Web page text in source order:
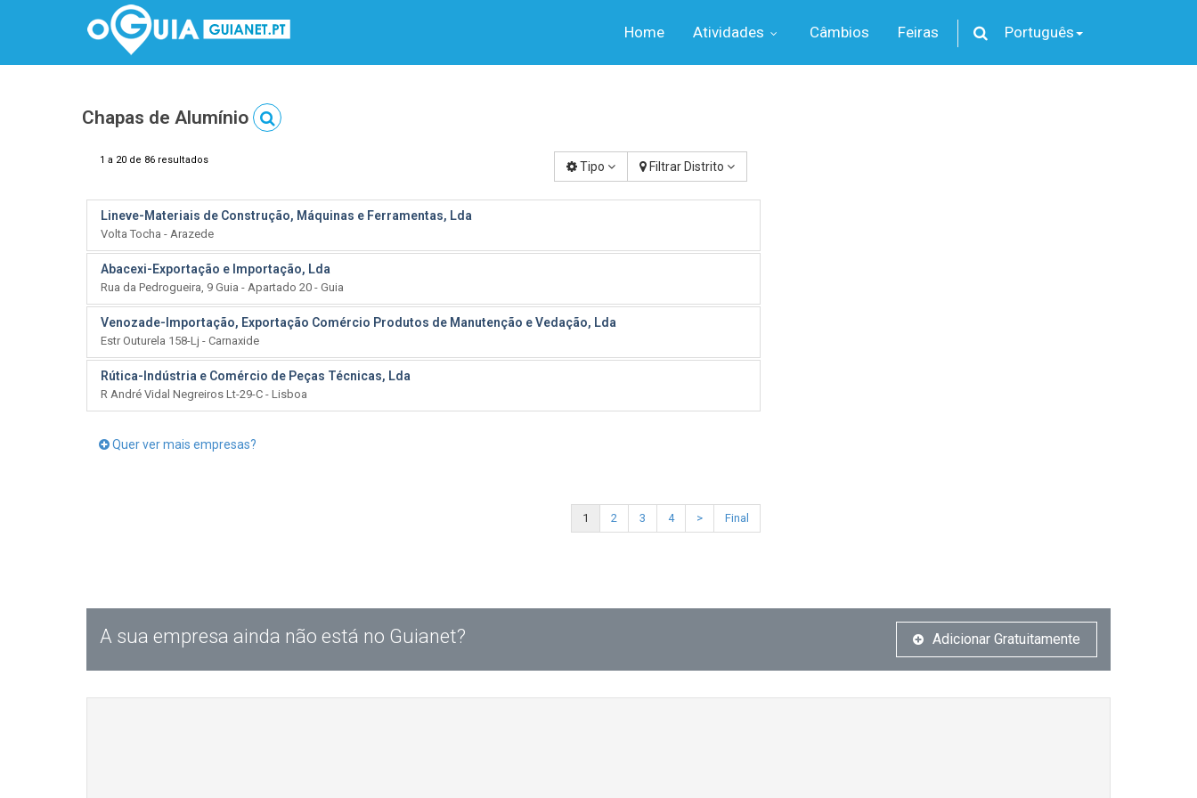
Home Atividades Câmbios Feiras Português
Chapas de Alumínio
1 a 20 de 86 resultados Tipo Filtrar Distrito
Lineve-Materiais de Construção, Máquinas e Ferramentas, Lda
Volta Tocha - Arazede
Abacexi-Exportação e Importação, Lda
Rua da Pedrogueira, 9 Guia - Apartado 20 - Guia
Venozade-Importação, Exportação Comércio Produtos de Manutenção e Vedação, Lda
Estr Outurela 158-Lj - Carnaxide
Rútica-Indústria e Comércio de Peças Técnicas, Lda
R André Vidal Negreiros Lt-29-C - Lisboa
Quer ver mais empresas?
1 2 3 4 > Final
A sua empresa ainda não está no Guianet? Adicionar Gratuitamente